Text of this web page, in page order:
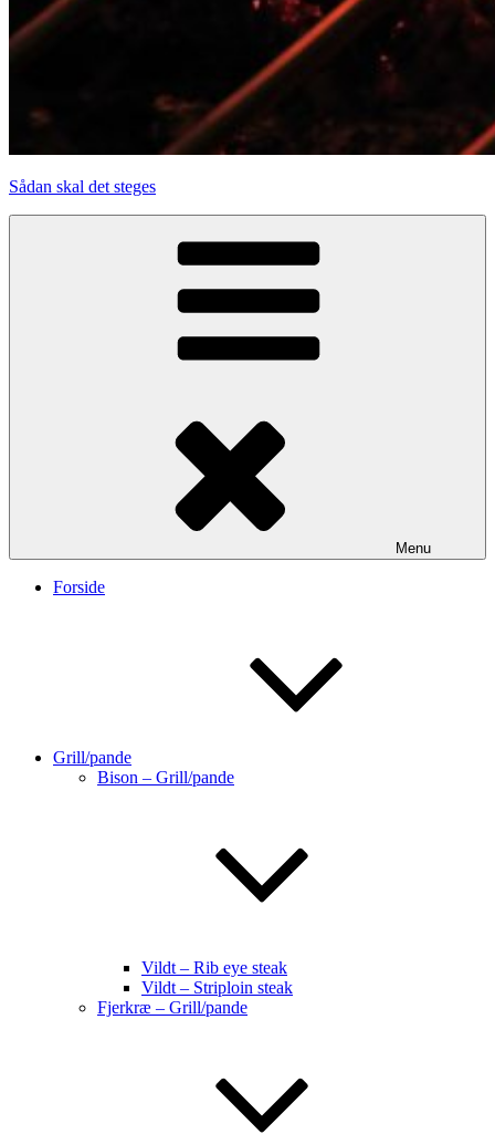
Sådan skal det steges
Menu
Forside
Grill/pande
Bison – Grill/pande
Vildt – Rib eye steak
Vildt – Striploin steak
Fjerkræ – Grill/pande